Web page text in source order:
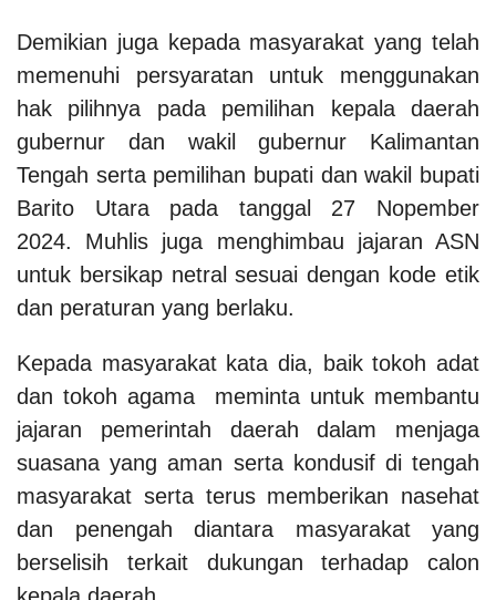
Demikian juga kepada masyarakat yang telah
memenuhi persyaratan untuk menggunakan
hak pilihnya pada pemilihan kepala daerah
gubernur dan wakil gubernur Kalimantan
Tengah serta pemilihan bupati dan wakil bupati
Barito Utara pada tanggal 27 Nopember
2024. Muhlis juga menghimbau jajaran ASN
untuk bersikap netral sesuai dengan kode etik
dan peraturan yang berlaku.
Kepada masyarakat kata dia, baik tokoh adat
dan tokoh agama meminta untuk membantu
jajaran pemerintah daerah dalam menjaga
suasana yang aman serta kondusif di tengah
masyarakat serta terus memberikan nasehat
dan penengah diantara masyarakat yang
berselisih terkait dukungan terhadap calon